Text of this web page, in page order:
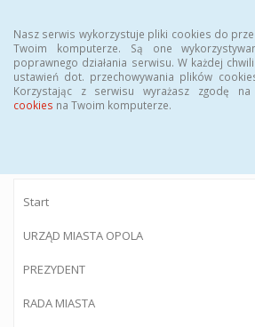
Nasz serwis wykorzystuje pliki cookies do
Twoim komputerze. Są one
poprawnego działania serwisu. W każdej
ustawień dot. przechowywania plików
Korzystając z serwisu wyrażasz zgodę na
cookies na Twoim komputerze.
BIULETYN INFORMACJI
Urzędu Miasta
Start
URZĄD MIASTA OPOLA
PREZYDENT
RADA MIASTA